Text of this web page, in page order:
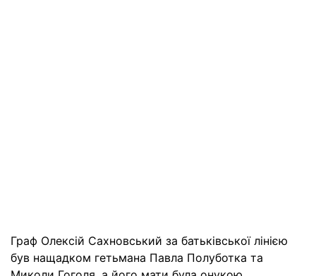
Граф Олексій Сахновський за батьківської лінією
був нащадком гетьмана Павла Полуботка та